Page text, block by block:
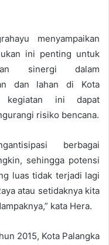
menyampaikan
ini penting untuk
sinergi dalam
dan lahan di Kota
kegiatan ini dapat
risiko bencana.
berbagai
sehingga potensi
luas tidak terjadi lagi
atau setidaknya kita
kata Hera.
2015, Kota Palangka